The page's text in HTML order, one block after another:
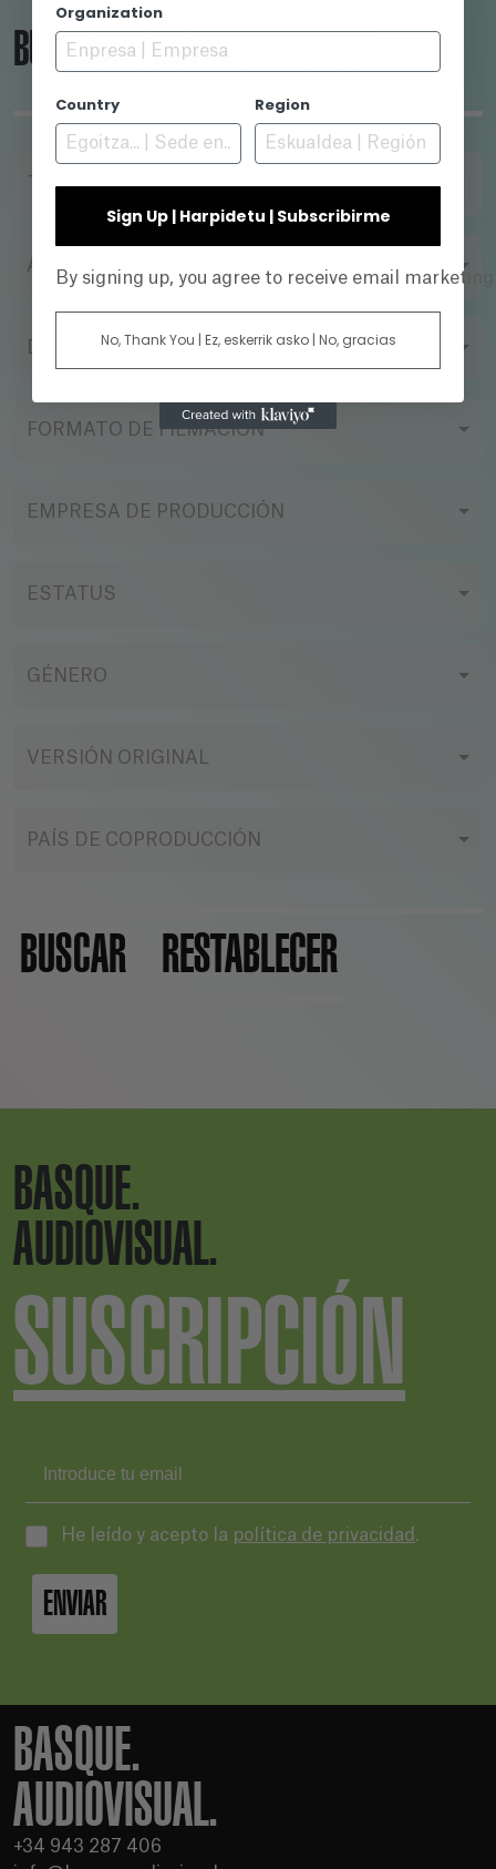
BUSCADOR DE PRODUCCIONES
TÍTULO
AÑO
DIRECTOR
FORMATO DE FILMACIÓN
EMPRESA DE PRODUCCIÓN
ESTATUS
GÉNERO
VERSIÓN ORIGINAL
PAÍS DE COPRODUCCIÓN
BUSCAR RESTABLECER
BASQUE.
AUDIOVISUAL.
SUSCRIPCIÓN
He leído y acepto la política de privacidad .
ENVIAR
BASQUE.
AUDIOVISUAL.
+34 943 287 406
Organization
Country Region
Sign Up | Harpidetu | Subscribirme
By signing up, you agree to receive email
No, Thank You | Ez, eskerrik asko | No, gracias